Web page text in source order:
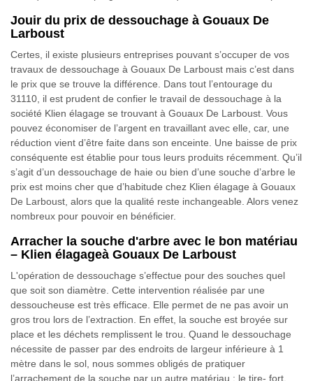
Jouir du prix de dessouchage à Gouaux De
Larboust
Certes, il existe plusieurs entreprises pouvant s’occuper de vos
travaux de dessouchage à Gouaux De Larboust mais c’est dans
le prix que se trouve la différence. Dans tout l’entourage du
31110, il est prudent de confier le travail de dessouchage à la
société Klien élagage se trouvant à Gouaux De Larboust. Vous
pouvez économiser de l’argent en travaillant avec elle, car, une
réduction vient d’être faite dans son enceinte. Une baisse de prix
conséquente est établie pour tous leurs produits récemment. Qu’il
s’agit d’un dessouchage de haie ou bien d’une souche d’arbre le
prix est moins cher que d’habitude chez Klien élagage à Gouaux
De Larboust, alors que la qualité reste inchangeable. Alors venez
nombreux pour pouvoir en bénéficier.
Arracher la souche d'arbre avec le bon matériau
– Klien élagageà Gouaux De Larboust
L'opération de dessouchage s’effectue pour des souches quel
que soit son diamètre. Cette intervention réalisée par une
dessoucheuse est très efficace. Elle permet de ne pas avoir un
gros trou lors de l’extraction. En effet, la souche est broyée sur
place et les déchets remplissent le trou. Quand le dessouchage
nécessite de passer par des endroits de largeur inférieure à 1
mètre dans le sol, nous sommes obligés de pratiquer
l’arrachement de la souche par un autre matériau : le tire- fort.